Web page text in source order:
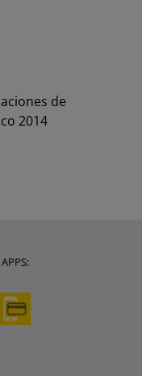
de
2014